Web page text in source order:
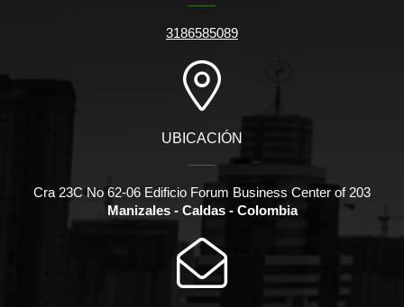
3186585089
UBICACIÓN
Cra 23C No 62-06 Edificio Forum Business Center of 203
Manizales - Caldas - Colombia